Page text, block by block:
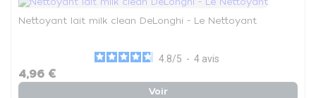
Nettoyant lait milk clean DeLonghi - Le Nettoyant
4.8/5 - 4 avis
4,96 €
Voir